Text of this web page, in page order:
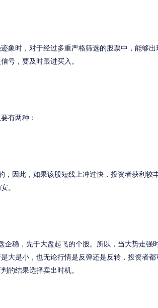
时，对于经过多重严格筛选的股票中，能够出
号，要及时跟进买入。
有两种：
因此，如果该股短线上冲过快，投资者获利较
。
稳，先于大盘起飞的个股。所以，当大势走强
大是小，也无论行情是反弹还是反转，投资者都
的结果选择卖出时机。